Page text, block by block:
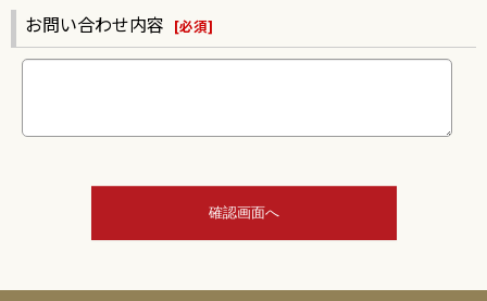
お問い合わせ内容 [必須]
確認画面へ